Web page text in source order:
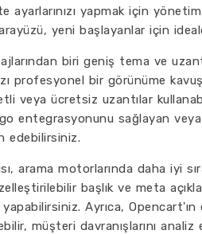
ayarlarınızı yapmak için
yeni başlayanlar için
biri geniş tema ve
profesyonel bir görünüme
veya ücretsiz uzantılar
entegrasyonunu sağlayan
edebilirsiniz.
arama motorlarında daha iyi
başlık ve meta
Ayrıca,
müşteri davranışlarını